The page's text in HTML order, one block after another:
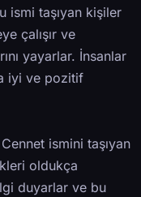
ismi taşıyan kişiler
çalışır ve
yayarlar. İnsanlar
iyi ve pozitif
Cennet ismini taşıyan
oldukça
duyarlar ve bu